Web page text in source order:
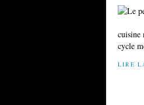
cuisine
cycle
LIRE